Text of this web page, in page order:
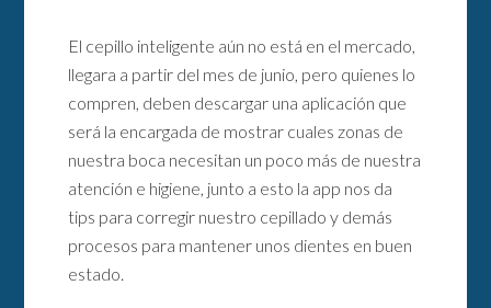
El cepillo inteligente aún no está en el mercado,
llegara a partir del mes de junio, pero quienes lo
compren, deben descargar una aplicación que
será la encargada de mostrar cuales zonas de
nuestra boca necesitan un poco más de nuestra
atención e higiene, junto a esto la app nos da
tips para corregir nuestro cepillado y demás
procesos para mantener unos dientes en buen
estado.